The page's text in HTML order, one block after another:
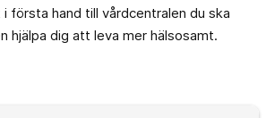
första hand till vårdcentralen du ska
hjälpa dig att leva mer hälsosamt.